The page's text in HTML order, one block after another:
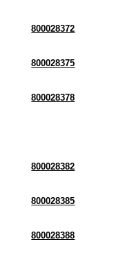
800028372
800028375
800028378
800028382
800028385
800028388